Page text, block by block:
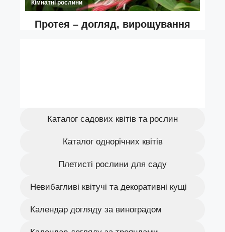
Каталог садових квітів та рослин
Каталог однорічних квітів
Плетисті рослини для саду
Невибагливі квітучі та декоративні кущі
Календар догляду за виноградом